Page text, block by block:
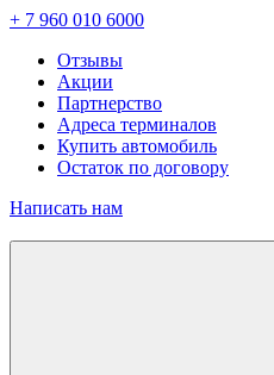
+ 7 960 010 6000
Отзывы
Акции
Партнерство
Адреса терминалов
Купить автомобиль
Остаток по договору
Написать нам